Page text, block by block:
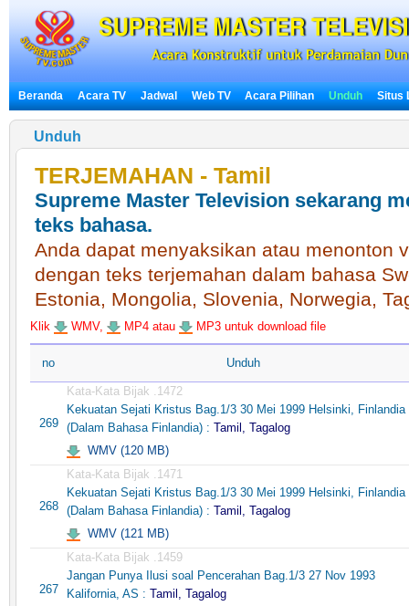
Beranda Acara TV Jadwal Web TV Acara Pilihan Unduh Situs
Unduh
TERJEMAHAN - Tamil
Supreme Master Television sekarang
teks bahasa.
Anda dapat menyaksikan atau menonton
dengan teks terjemahan dalam bahasa
Estonia, Mongolia, Slovenia, Norwegia,
Klik WMV, MP4 atau MP3 untuk download file
no Unduh
269
Kata-Kata Bijak .1472
Kekuatan Sejati Kristus Bag.1/3 30 Mei 1999 Helsinki, Finlandia
(Dalam Bahasa Finlandia) : Tamil, Tagalog
WMV (120 MB)
268
Kata-Kata Bijak .1471
Kekuatan Sejati Kristus Bag.1/3 30 Mei 1999 Helsinki, Finlandia
(Dalam Bahasa Finlandia) : Tamil, Tagalog
WMV (121 MB)
267
Kata-Kata Bijak .1459
Jangan Punya Ilusi soal Pencerahan Bag.1/3 27 Nov 1993
Kalifornia, AS : Tamil, Tagalog